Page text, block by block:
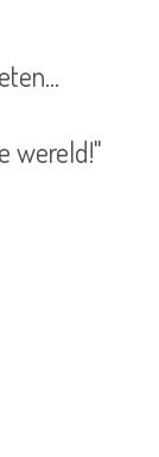
wereld!"